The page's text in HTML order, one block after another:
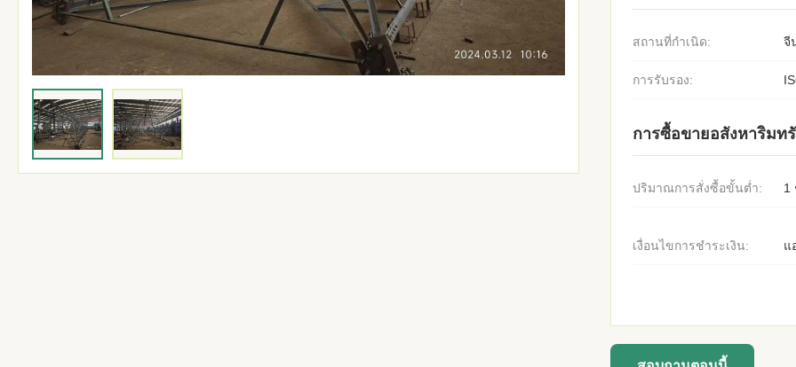
สถานที่กำเนิด: จี
การรับรอง:
การซื้อขายอสังหาริมท
ปริมาณการสั่งซื้อขั้นต่ำ: 1
เงื่อนไขการชำระเงิน: แ